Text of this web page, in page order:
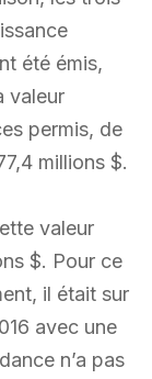
été émis,
valeur
permis, de
millions $.
valeur
$. Pour ce
il était sur
avec une
n’a pas